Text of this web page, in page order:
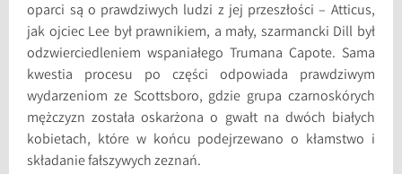
oparci są o prawdziwych ludzi z jej przeszłości – Atticus,
jak ojciec Lee był prawnikiem, a mały, szarmancki Dill był
odzwierciedleniem wspaniałego Trumana Capote. Sama
kwestia procesu po części odpowiada prawdziwym
wydarzeniom ze Scottsboro, gdzie grupa czarnoskórych
mężczyzn została oskarżona o gwałt na dwóch białych
kobietach, które w końcu podejrzewano o kłamstwo i
składanie fałszywych zeznań.